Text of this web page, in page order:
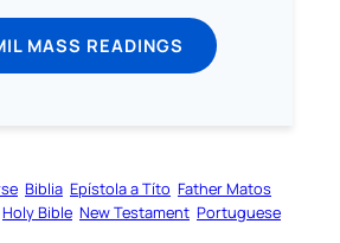
MASS READINGS
Biblia Epístola a Títo Father Matos
Holy Bible New Testament Portuguese